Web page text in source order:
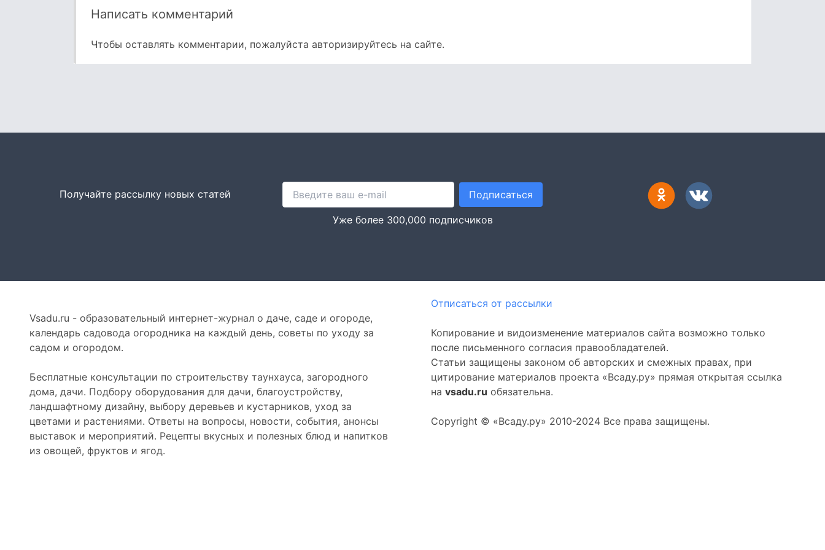
Написать комментарий
Чтобы оставлять комментарии, пожалуйста авторизируйтесь на сайте.
Получайте рассылку новых статей Подписаться
Уже более 300,000 подписчиков
Vsadu.ru - образовательный интернет-журнал о даче, саде и огороде,
календарь садовода огородника на каждый день, советы по уходу за
садом и огородом.
Бесплатные консультации по строительству таунхауса, загородного
дома, дачи. Подбору оборудования для дачи, благоустройству,
ландшафтному дизайну, выбору деревьев и кустарников, уход за
цветами и растениями. Ответы на вопросы, новости, события, анонсы
выставок и мероприятий. Рецепты вкусных и полезных блюд и напитков
из овощей, фруктов и ягод.
Отписаться от рассылки
Копирование и видоизменение материалов сайта возможно только
после письменного согласия правообладателей.
Статьи защищены законом об авторских и смежных правах, при
цитирование материалов проекта «Всаду.ру» прямая открытая ссылка
на vsadu.ru обязательна.
Copyright © «Всаду.ру» 2010-2024 Все права защищены.